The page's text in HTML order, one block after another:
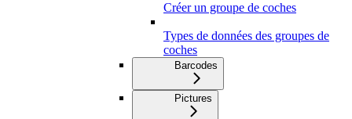
Créer un groupe de coches
Types de données des groupes de
coches
Barcodes
Pictures